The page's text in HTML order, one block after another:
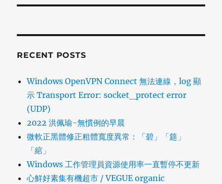
RECENT POSTS
Windows OpenVPN Connect 無法連線，log 顯
示 Transport Error: socket_protect error
(UDP)
2022 洪佩瑜-無慣例的早晨
微軟正黑體修正粗體寬度異常：「碧」「筵」
「綰」
Windows 工作管理員資源使用率一直暫停不更新
心鮮好素集有機超市 / VEGUE organic